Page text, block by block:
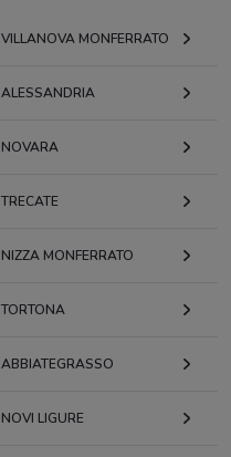
VILLANOVA MONFERRATO
ALESSANDRIA
NOVARA
TRECATE
NIZZA MONFERRATO
TORTONA
ABBIATEGRASSO
NOVI LIGURE